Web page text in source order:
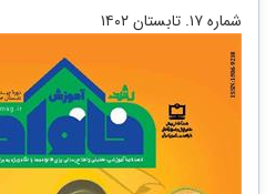
شماره ۱۷. تابستان ۱۴۰۲